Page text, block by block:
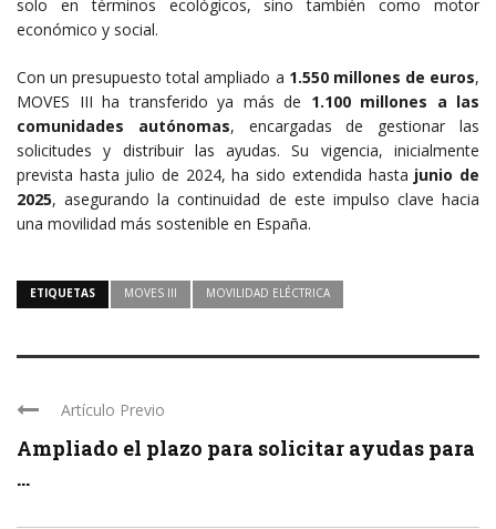
solo en términos ecológicos, sino también como motor
económico y social.
Con un presupuesto total ampliado a 1.550 millones de euros,
MOVES III ha transferido ya más de 1.100 millones a las
comunidades autónomas, encargadas de gestionar las
solicitudes y distribuir las ayudas. Su vigencia, inicialmente
prevista hasta julio de 2024, ha sido extendida hasta junio de
2025, asegurando la continuidad de este impulso clave hacia
una movilidad más sostenible en España.
ETIQUETAS MOVES III MOVILIDAD ELÉCTRICA
Artículo Previo
Ampliado el plazo para solicitar ayudas para
...